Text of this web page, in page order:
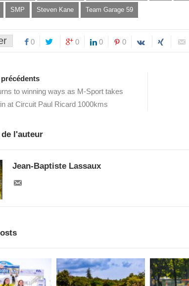
SMP Steven Kane Team Garage 59
0 0 0 0
to winning ways as M-Sport takes
at Circuit Paul Ricard 1000kms
l'auteur
Jean-Baptiste Lassaux